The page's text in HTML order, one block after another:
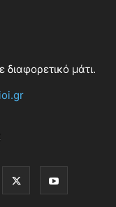
διαφορετικό μάτι.